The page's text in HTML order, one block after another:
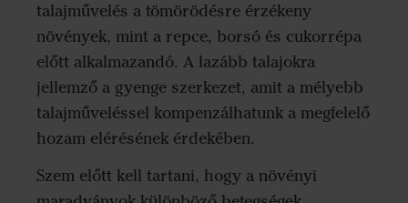
talajművelés a tömörödésre érzékeny
növények, mint a repce, borsó és cukorrépa
előtt alkalmazandó. A lazább talajokra
jellemző a gyenge szerkezet, amit a mélyebb
talajműveléssel kompenzálhatunk a megfelelő
hozam elérésének érdekében.
Szem előtt kell tartani, hogy a növényi